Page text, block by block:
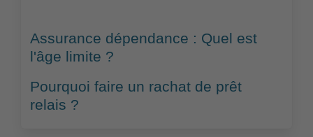
Assurance dépendance : Quel est
l'âge limite ?
Pourquoi faire un rachat de prêt
relais ?